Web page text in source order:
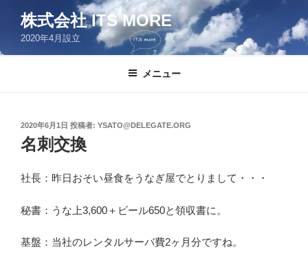
ン
株式会社 ITS MORE
2020年4月設立
メニュー
投
稿
日:
2020年6月1日 投稿者: YSATO@DELEGATE.ORG
名刺交換
社長：昨日おそい昼食をうなぎ屋でとりまして・・・
秘書：うな上3,600＋ビール650と領収書に。
基盤：当社のレンタルサーバ費2ヶ月分ですね。